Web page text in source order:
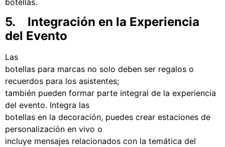
5. Integración en la Experiencia
del Evento
Las
botellas para marcas no solo deben ser regalos o
recuerdos para los asistentes;
también pueden formar parte integral de la experiencia
del evento. Integra las
botellas en la decoración, puedes crear estaciones de
personalización en vivo o
incluye mensajes relacionados con la temática del